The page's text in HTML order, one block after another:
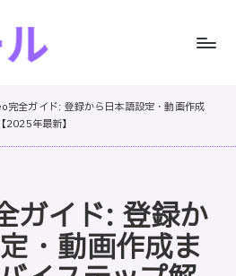
全ガイド: 登録から日本語設定・動画作成
2025年最新】
ガイド: 登録か
・動画作成ま